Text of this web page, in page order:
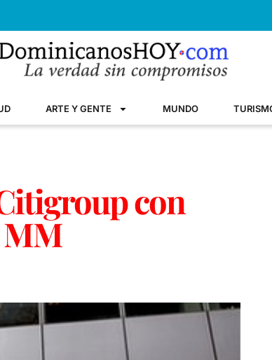
ARTE Y GENTE MUNDO
con